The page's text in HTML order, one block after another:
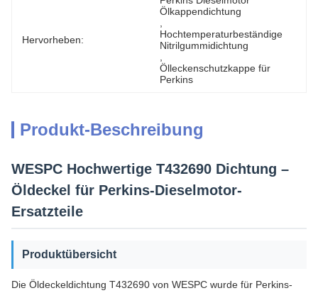
Hervorheben:
Ölkappendichtung
Hochtemperaturbeständige
Nitrilgummidichtung
Ölleckenschutzkappe für
Perkins
Produkt-Beschreibung
WESPC Hochwertige T432690 Dichtung –
Öldeckel für Perkins-Dieselmotor-
Ersatzteile
Produktübersicht
Die Öldeckeldichtung T432690 von WESPC wurde für Perkins-